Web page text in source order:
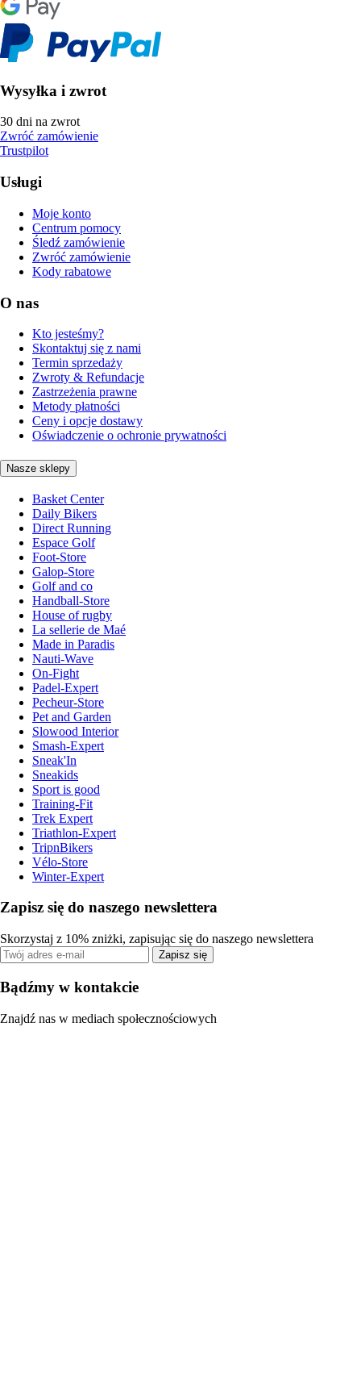
Wysyłka i zwrot
30 dni na zwrot
Zwróć zamówienie
Trustpilot
Usługi
Moje konto
Centrum pomocy
Śledź zamówienie
Zwróć zamówienie
Kody rabatowe
O nas
Kto jesteśmy?
Skontaktuj się z nami
Termin sprzedaży
Zwroty & Refundacje
Zastrzeżenia prawne
Metody płatności
Ceny i opcje dostawy
Oświadczenie o ochronie prywatności
Nasze sklepy
Basket Center
Daily Bikers
Direct Running
Espace Golf
Foot-Store
Galop-Store
Golf and co
Handball-Store
House of rugby
La sellerie de Maé
Made in Paradis
Nauti-Wave
On-Fight
Padel-Expert
Pecheur-Store
Pet and Garden
Slowood Interior
Smash-Expert
Sneak'In
Sneakids
Sport is good
Training-Fit
Trek Expert
Triathlon-Expert
TripnBikers
Vélo-Store
Winter-Expert
Zapisz się do naszego newslettera
Skorzystaj z 10% zniżki, zapisując się do naszego newslettera
Zapisz się
Bądźmy w kontakcie
Znajdź nas w mediach społecznościowych